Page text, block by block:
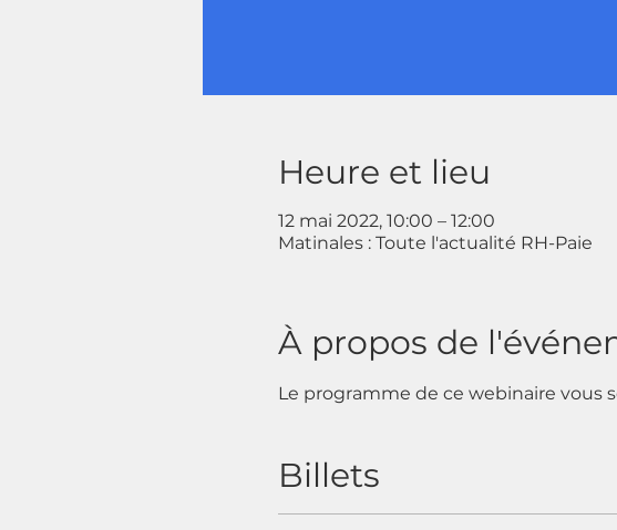
Heure et lieu
12 mai 2022, 10:00 – 12:00
Matinales : Toute l'actualité RH-Paie
À propos de
Le programme de ce webinaire vous
Billets